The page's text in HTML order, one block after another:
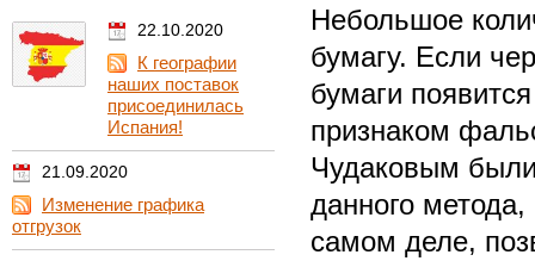
22.10.2020
К географии
наших поставок
присоединилась
Испания!
21.09.2020
Изменение графика
отгрузок
Небольшое
бумагу. Если
бумаги
признаком
Чудаковым
данного
самом деле,